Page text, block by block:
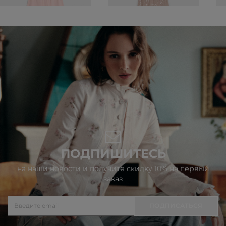
ПОДПИШИТЕСЬ
на наши новости и получите скидку 10% на первый
заказ